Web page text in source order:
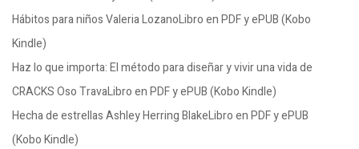
Hábitos para niños Valeria LozanoLibro en PDF y ePUB (Kobo
Kindle)
Haz lo que importa: El método para diseñar y vivir una vida de
CRACKS Oso TravaLibro en PDF y ePUB (Kobo Kindle)
Hecha de estrellas Ashley Herring BlakeLibro en PDF y ePUB
(Kobo Kindle)